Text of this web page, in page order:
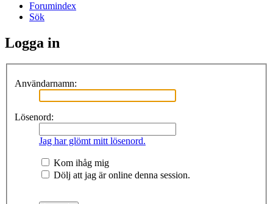
Forumindex
Sök
Logga in
Användarnamn:
Lösenord:
Jag har glömt mitt lösenord.
Kom ihåg mig
Dölj att jag är online denna session.